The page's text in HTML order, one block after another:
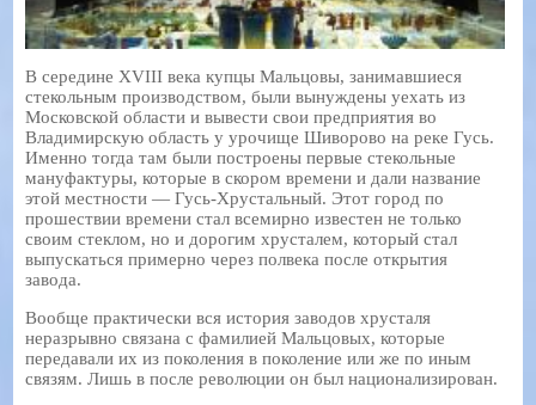
В середине XVIII века купцы Мальцовы, занимавшиеся
стекольным производством, были вынуждены уехать из
Московской области и вывести свои предприятия во
Владимирскую область у урочище Шиворово на реке Гусь.
Именно тогда там были построены первые стекольные
мануфактуры, которые в скором времени и дали название
этой местности — Гусь-Хрустальный. Этот город по
прошествии времени стал всемирно известен не только
своим стеклом, но и дорогим хрусталем, который стал
выпускаться примерно через полвека после открытия
завода.
Вообще практически вся история заводов хрусталя
неразрывно связана с фамилией Мальцовых, которые
передавали их из поколения в поколение или же по иным
связям. Лишь в после революции он был национализирован.